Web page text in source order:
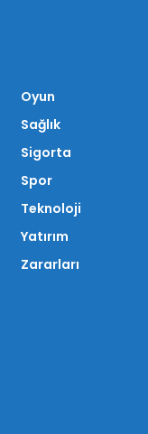
Oyun
Sağlık
Sigorta
Spor
Teknoloji
Yatırım
Zararları